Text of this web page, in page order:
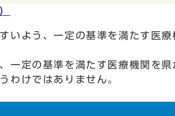
いよう、一定の基準を満たす医療
定の基準を満たす医療機関を県
わけではありません。